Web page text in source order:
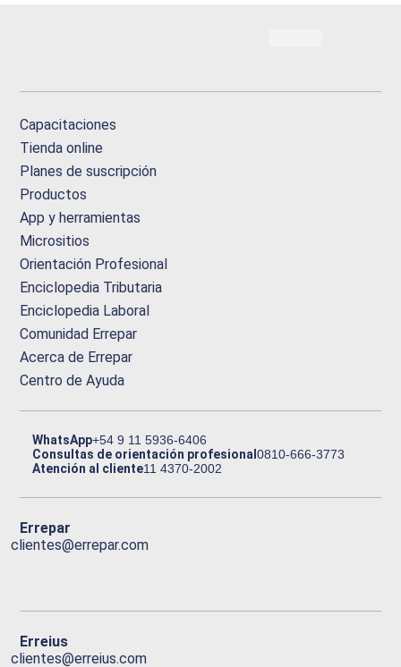
Capacitaciones
Tienda online
Planes de suscripción
Productos
App y herramientas
Micrositios
Orientación Profesional
Enciclopedia Tributaria
Enciclopedia Laboral
Comunidad Errepar
Acerca de Errepar
Centro de Ayuda
WhatsApp+54 9 11 5936-6406
Consultas de orientación profesional0810-666-3773
Atención al cliente11 4370-2002
Errepar
clientes@errepar.com
Erreius
clientes@erreius.com